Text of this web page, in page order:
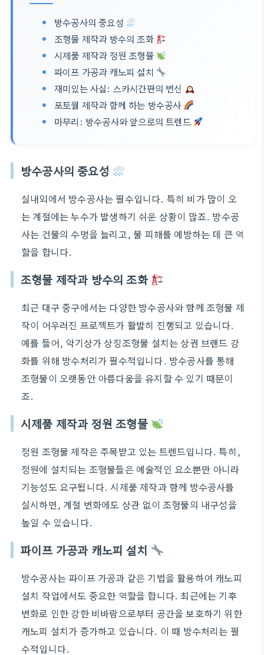
방수공사의 중요성
조형물 제작과 방수의 조화
시제품 제작과 정원 조형물
파이프 가공과 캐노피 설치
재미있는 사실: 스카시간판의 변신
포토월 제작과 함께 하는 방수공사
마무리: 방수공사와 앞으로의 트렌드
방수공사의 중요성
실내외에서 방수공사는 필수입니다. 특히 비가 많이 오
는 계절에는 누수가 발생하기 쉬운 상황이 많죠. 방수공
사는 건물의 수명을 늘리고, 물 피해를 예방하는 데 큰 역
할을 합니다.
조형물 제작과 방수의 조화
최근 대구 중구에서는 다양한 방수공사와 함께 조형물 제
작이 어우러진 프로젝트가 활발히 진행되고 있습니다.
예를 들어, 악기상가 상징조형물 설치는 상권 브랜드 강
화를 위해 방수처리가 필수적입니다. 방수공사를 통해
조형물이 오랫동안 아름다움을 유지할 수 있기 때문이
죠.
시제품 제작과 정원 조형물
정원 조형물 제작은 주목받고 있는 트렌드입니다. 특히,
정원에 설치되는 조형물들은 예술적인 요소뿐만 아니라
기능성도 요구됩니다. 시제품 제작과 함께 방수공사를
실시하면, 계절 변화에도 상관 없이 조형물의 내구성을
높일 수 있습니다.
파이프 가공과 캐노피 설치
방수공사는 파이프 가공과 같은 기법을 활용하여 캐노피
설치 작업에서도 중요한 역할을 합니다. 최근에는 기후
변화로 인한 강한 비바람으로부터 공간을 보호하기 위한
캐노피 설치가 증가하고 있습니다. 이 때 방수처리는 필
수적입니다.